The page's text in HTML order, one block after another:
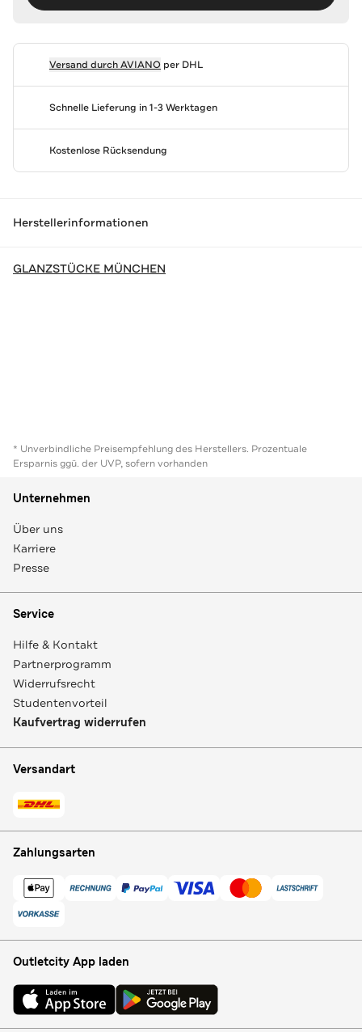
Versand durchAVIANOper DHL
Schnelle Lieferung in 1-3 Werktagen
Kostenlose Rücksendung
Herstellerinformationen
GLANZSTÜCKE MÜNCHEN
* Unverbindliche Preisempfehlung des Herstellers. Prozentuale
Ersparnis ggü. der UVP, sofern vorhanden
Unternehmen
Über uns
Karriere
Presse
Service
Hilfe & Kontakt
Partnerprogramm
Widerrufsrecht
Studentenvorteil
Kaufvertrag widerrufen
Versandart
Zahlungsarten
Outletcity App laden